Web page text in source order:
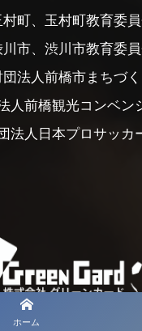
ホーム
村町、玉村町教育委
川市、渋川市教育委
法人前橋市まちづ
人前橋観光コンベン
法人日本プロサッカ